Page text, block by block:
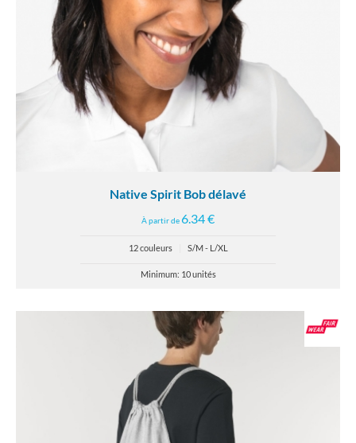
Native Spirit Bob délavé
À partir de6.34 €
12 couleurs S/M - L/XL
Minimum: 10 unités